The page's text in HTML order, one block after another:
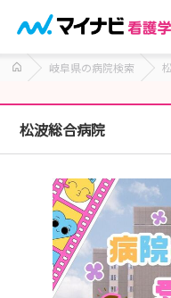
岐阜県の病院検索
松波総合病院